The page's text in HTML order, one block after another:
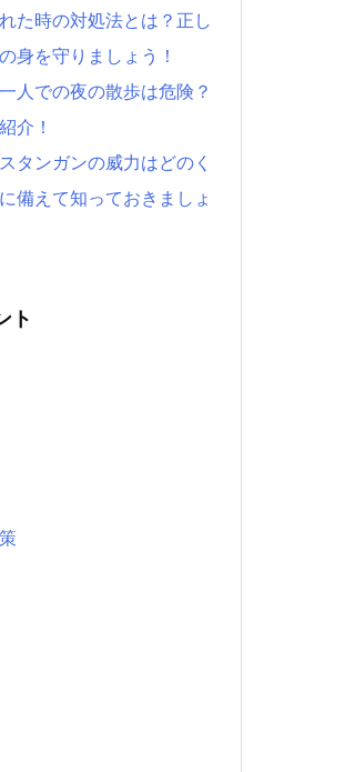
た時の対処法とは？正し
身を守りましょう！
人での夜の散歩は危険？
介！
タンガンの威力はどのく
備えて知っておきましょ
ト